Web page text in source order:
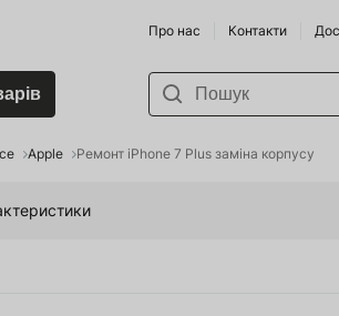
Про нас Контакти
Пивоварні
Apple Ремонт iPhone 7 Plus заміна корпусу